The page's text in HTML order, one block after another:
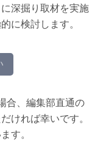
深掘り取材を実施
に検討します。
合、編集部直通の
ければ幸いです。
す。